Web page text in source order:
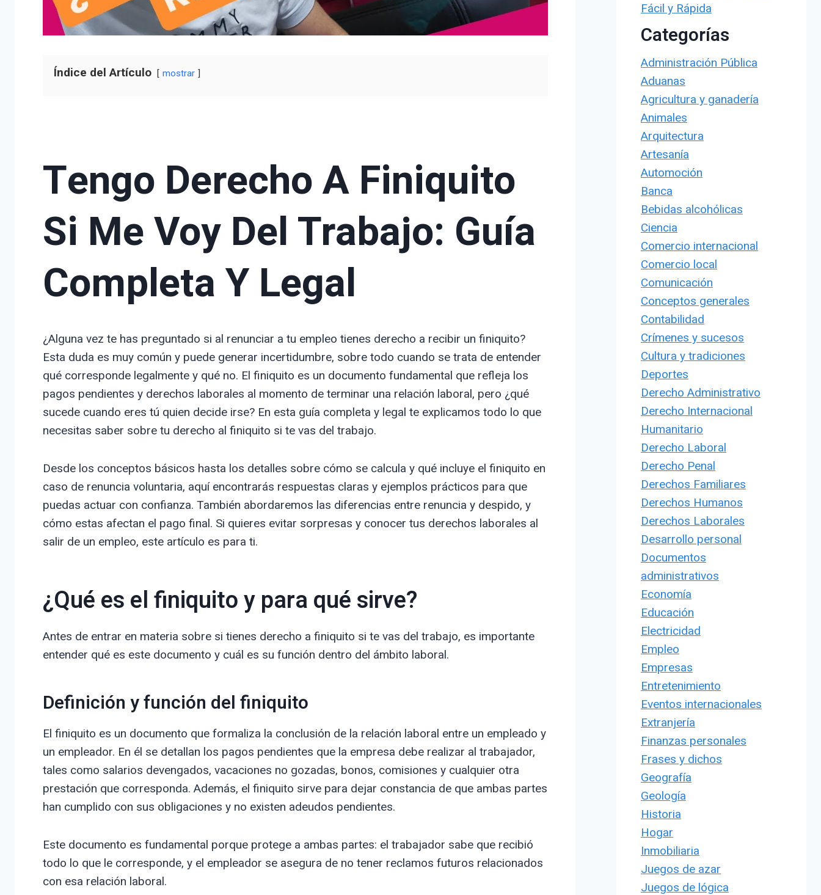
Índice del Artículo mostrar
Tengo Derecho A Finiquito
Si Me Voy Del Trabajo: Guía
Completa Y Legal
¿Alguna vez te has preguntado si al renunciar a tu empleo tienes derecho a recibir un finiquito?
Esta duda es muy común y puede generar incertidumbre, sobre todo cuando se trata de entender
qué corresponde legalmente y qué no. El finiquito es un documento fundamental que refleja los
pagos pendientes y derechos laborales al momento de terminar una relación laboral, pero ¿qué
sucede cuando eres tú quien decide irse? En esta guía completa y legal te explicamos todo lo que
necesitas saber sobre tu derecho al finiquito si te vas del trabajo.
Desde los conceptos básicos hasta los detalles sobre cómo se calcula y qué incluye el finiquito en
caso de renuncia voluntaria, aquí encontrarás respuestas claras y ejemplos prácticos para que
puedas actuar con confianza. También abordaremos las diferencias entre renuncia y despido, y
cómo estas afectan el pago final. Si quieres evitar sorpresas y conocer tus derechos laborales al
salir de un empleo, este artículo es para ti.
¿Qué es el finiquito y para qué sirve?
Antes de entrar en materia sobre si tienes derecho a finiquito si te vas del trabajo, es importante
entender qué es este documento y cuál es su función dentro del ámbito laboral.
Definición y función del finiquito
El finiquito es un documento que formaliza la conclusión de la relación laboral entre un empleado y
un empleador. En él se detallan los pagos pendientes que la empresa debe realizar al trabajador,
tales como salarios devengados, vacaciones no gozadas, bonos, comisiones y cualquier otra
prestación que corresponda. Además, el finiquito sirve para dejar constancia de que ambas partes
han cumplido con sus obligaciones y no existen adeudos pendientes.
Este documento es fundamental porque protege a ambas partes: el trabajador sabe que recibió
todo lo que le corresponde, y el empleador se asegura de no tener reclamos futuros relacionados
con esa relación laboral.
Fácil y Rápida
Categorías
Administración Pública
Aduanas
Agricultura y ganadería
Animales
Arquitectura
Artesanía
Automoción
Banca
Bebidas alcohólicas
Ciencia
Comercio internacional
Comercio local
Comunicación
Conceptos generales
Contabilidad
Crímenes y sucesos
Cultura y tradiciones
Deportes
Derecho Administrativo
Derecho Internacional
Humanitario
Derecho Laboral
Derecho Penal
Derechos Familiares
Derechos Humanos
Derechos Laborales
Desarrollo personal
Documentos
administrativos
Economía
Educación
Electricidad
Empleo
Empresas
Entretenimiento
Eventos internacionales
Extranjería
Finanzas personales
Frases y dichos
Geografía
Geología
Historia
Hogar
Inmobiliaria
Juegos de azar
Juegos de lógica